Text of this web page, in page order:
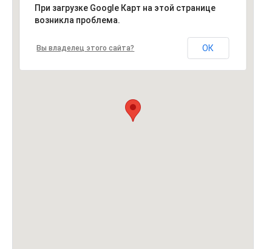
При загрузке Google Карт на этой странице
возникла проблема.
Вы владелец этого сайта? ОК